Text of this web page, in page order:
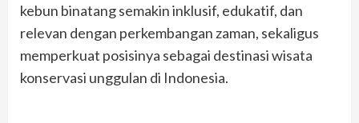
kebun binatang semakin inklusif, edukatif, dan
relevan dengan perkembangan zaman, sekaligus
memperkuat posisinya sebagai destinasi wisata
konservasi unggulan di Indonesia.